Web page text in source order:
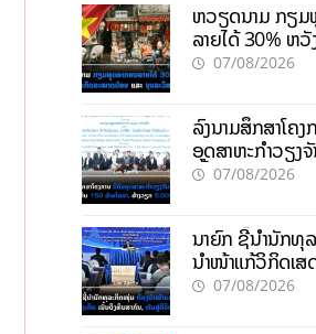
ຫວຽດນາມ ກຽມ
ລາຍໄດ້ 30% ຫ
ຂະໜາດນ້ອຍ ແລະ
07/08/2026
ລົງນາມສຶກສາໂຄ
ອຸດສາຫະກຳວຽງ
ເປົ້າດຶງທຶນ 150 ລ້າ
07/08/2026
ນາຍົກ ຊີ້ນຳນັກທຸ
ນຳໜ້າແກ້ວິກິດເສ
ທຶນສາກົນ, ຫັນສູ່ດິ
07/08/2026